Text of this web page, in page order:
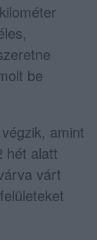
be
amint
hét alatt
várt